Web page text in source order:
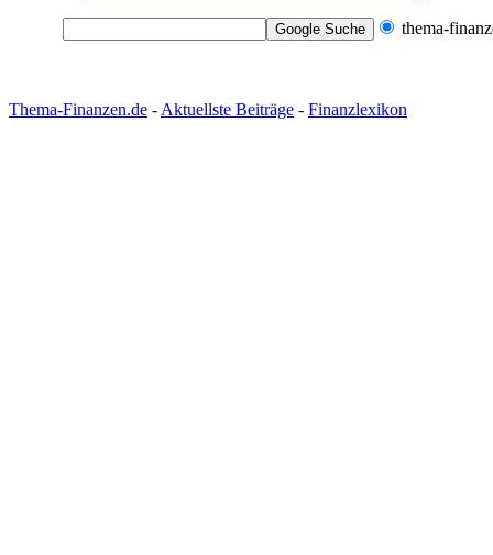
thema-
Thema-Finanzen.de - Aktuellste Beiträge - Finanzlexikon